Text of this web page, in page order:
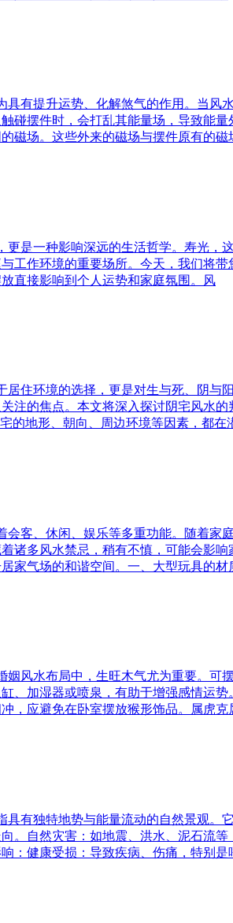
有提升运势、化解煞气的作用。当风
摆件时，会打乱其能量场，导致能
磁场。这些外来的磁场与摆件原有的磁
是一种影响深远的生活哲学。寿光，
工作环境的重要场所。今天，我们将
直接影响到个人运势和家庭氛围。风
住环境的选择，更是对生与死、阴与
注的焦点。本文将深入探讨阴宅风水
的地形、朝向、周边环境等因素，都在
客、休闲、娱乐等多重功能。随着家
多风水禁忌，稍有不慎，可能会影
家气场的和谐空间。一、大型玩具的材
风水布局中，生旺木气尤为重要。
加湿器或喷泉，有助于增强感情运
，应避免在卧室摆放猴形饰品。属虎克
有独特地势与能量流动的自然景观。
自然灾害：如地震、洪水、泥石流
：健康受损：导致疾病、伤痛，特别是